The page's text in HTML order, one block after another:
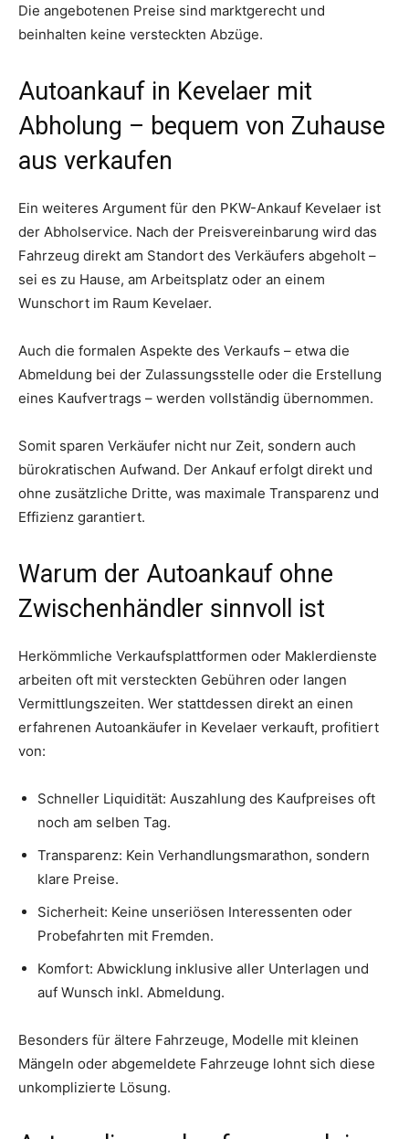
Die angebotenen Preise sind marktgerecht und
beinhalten keine versteckten Abzüge.
Autoankauf in Kevelaer mit
Abholung – bequem von Zuhause
aus verkaufen
Ein weiteres Argument für den PKW-Ankauf Kevelaer ist
der Abholservice. Nach der Preisvereinbarung wird das
Fahrzeug direkt am Standort des Verkäufers abgeholt –
sei es zu Hause, am Arbeitsplatz oder an einem
Wunschort im Raum Kevelaer.
Auch die formalen Aspekte des Verkaufs – etwa die
Abmeldung bei der Zulassungsstelle oder die Erstellung
eines Kaufvertrags – werden vollständig übernommen.
Somit sparen Verkäufer nicht nur Zeit, sondern auch
bürokratischen Aufwand. Der Ankauf erfolgt direkt und
ohne zusätzliche Dritte, was maximale Transparenz und
Effizienz garantiert.
Warum der Autoankauf ohne
Zwischenhändler sinnvoll ist
Herkömmliche Verkaufsplattformen oder Maklerdienste
arbeiten oft mit versteckten Gebühren oder langen
Vermittlungszeiten. Wer stattdessen direkt an einen
erfahrenen Autoankäufer in Kevelaer verkauft, profitiert
von:
Schneller Liquidität: Auszahlung des Kaufpreises oft
noch am selben Tag.
Transparenz: Kein Verhandlungsmarathon, sondern
klare Preise.
Sicherheit: Keine unseriösen Interessenten oder
Probefahrten mit Fremden.
Komfort: Abwicklung inklusive aller Unterlagen und
auf Wunsch inkl. Abmeldung.
Besonders für ältere Fahrzeuge, Modelle mit kleinen
Mängeln oder abgemeldete Fahrzeuge lohnt sich diese
unkomplizierte Lösung.